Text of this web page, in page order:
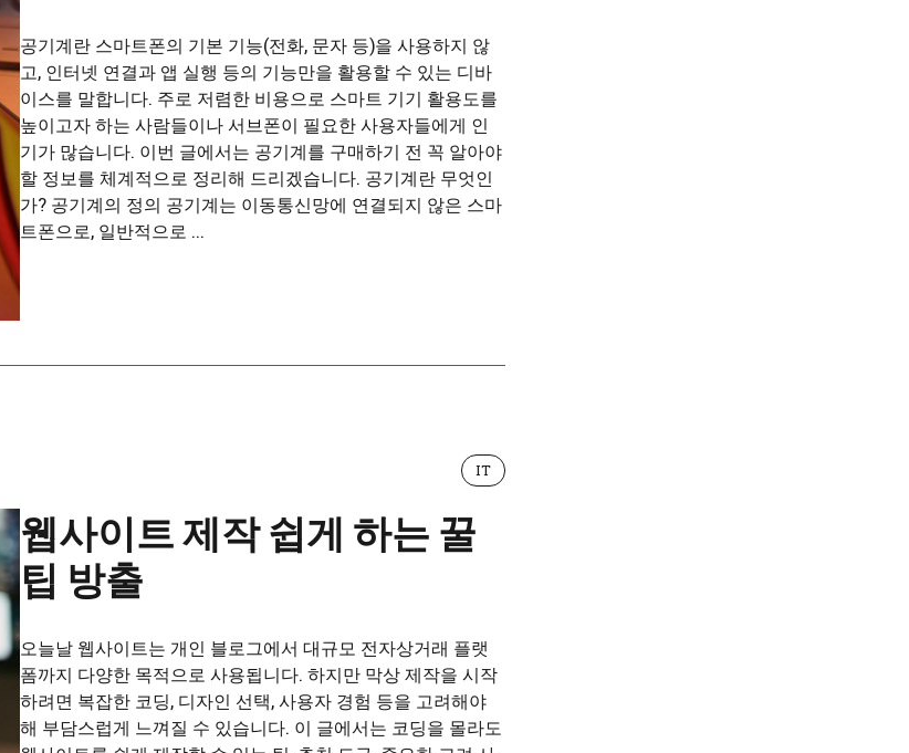
공기계란 스마트폰의 기본 기능(전화, 문자 등)을 사용하지 않
고, 인터넷 연결과 앱 실행 등의 기능만을 활용할 수 있는 디바
이스를 말합니다. 주로 저렴한 비용으로 스마트 기기 활용도를
높이고자 하는 사람들이나 서브폰이 필요한 사용자들에게 인
기가 많습니다. 이번 글에서는 공기계를 구매하기 전 꼭 알아야
할 정보를 체계적으로 정리해 드리겠습니다. 공기계란 무엇인
가? 공기계의 정의 공기계는 이동통신망에 연결되지 않은 스마
트폰으로, 일반적으로 ...
IT
웹사이트 제작 쉽게 하는 꿀
팁 방출
오늘날 웹사이트는 개인 블로그에서 대규모 전자상거래 플랫
폼까지 다양한 목적으로 사용됩니다. 하지만 막상 제작을 시작
하려면 복잡한 코딩, 디자인 선택, 사용자 경험 등을 고려해야
해 부담스럽게 느껴질 수 있습니다. 이 글에서는 코딩을 몰라도